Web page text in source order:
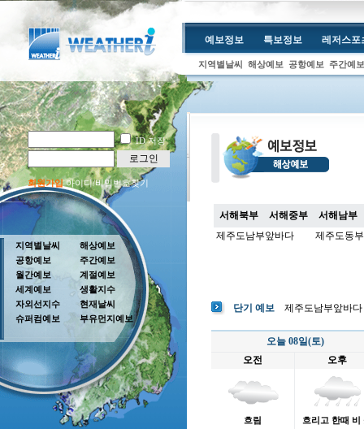
ID 저장
로그인
회원가입아이디/비밀번호찾기
예보정보 특보정보 레저스포
지역별날씨 해상예보 공항예보 주간예보
지역별날씨
공항예보
월간예보
세계예보
자외선지수
슈퍼컴예보
해상예보
주간예보
계절예보
생활지수
현재날씨
부유먼지예보
서해북부 서해중부
서해남부
제주도남부앞바다
제주도동
단기 예보 제주도남부앞바다
오늘 08일(토)
오전
오후
흐림 흐리고 한때 비